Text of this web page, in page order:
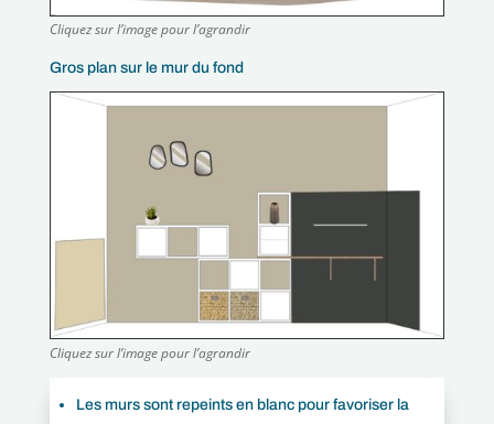
Cliquez sur l’image pour l’agrandir
Gros plan sur le mur du fond
Cliquez sur l’image pour l’agrandir
Les murs sont repeints en blanc pour favoriser la